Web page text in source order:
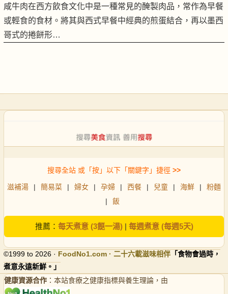
咸牛肉在西方飲食文化中是一種常見的醃製肉品，常作為早餐
或輕食的食材。將其與西式早餐中經典的煎蛋結合，再以墨西
哥式的捲餅形…
搜尋全站 或「按」以下「關鍵字」捷徑 >>
滋補湯 | 簡易菜 | 婦女 | 孕婦 | 西餐 | 兒童 | 海鮮 |
粉麵
|
飯
推薦： 每天煮意 (3餸一湯)| 每週煮意 (每週5天)
©1999 to 2026 · FoodNo1.com · 二十六載滋味相伴 「食物會過時，
煮意永遠新鮮。」
健康資源合作 ：本站食療之健康指標與養生理論，由